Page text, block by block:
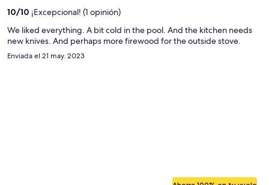
$3,752
por
10/10 ¡Excepcional! (1 opinión)
We liked everything. A bit cold in the pool. And the kitchen needs
new knives. And perhaps more firewood for the outside stove.
Enviada el 21 may. 2023